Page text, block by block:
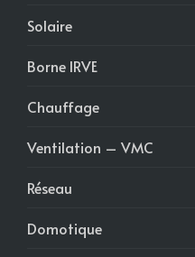
Solaire
Borne IRVE
Chauffage
Ventilation – VMC
Réseau
Domotique